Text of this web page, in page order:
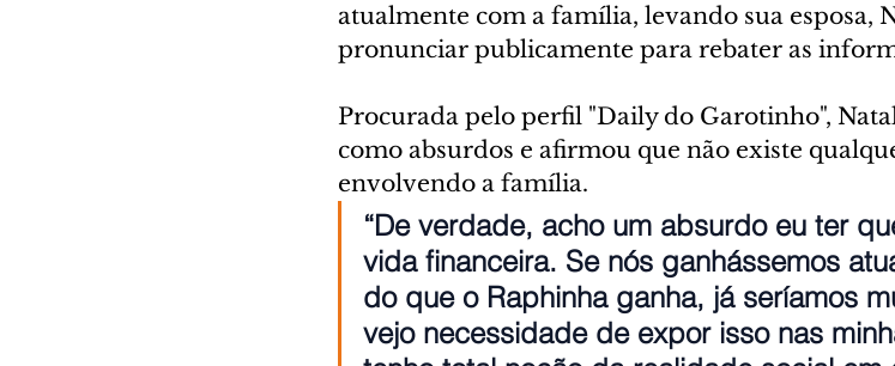
atualmente com a família, levando sua esposa,
pronunciar publicamente para rebater as
Procurada pelo perfil "Daily do Garotinho",
como absurdos e afirmou que não existe
envolvendo a família.
“De verdade, acho um absurdo eu ter
vida financeira. Se nós ganhássemos
do que o Raphinha ganha, já seríamos
vejo necessidade de expor isso nas